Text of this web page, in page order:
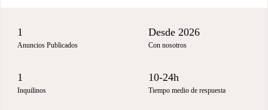
1
Anuncios Publicados
Desde 2026
Con nosotros
1
Inquilinos
10-24h
Tiempo medio de respuesta